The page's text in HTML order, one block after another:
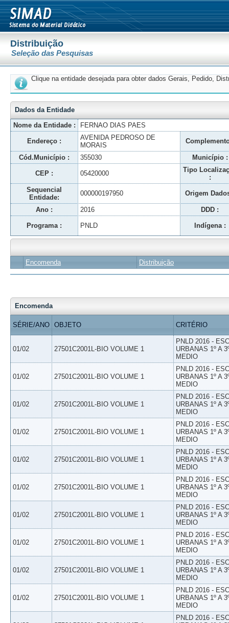
Distribuição
Seleção das Pesquisas
Clique na entidade desejada para obter dados Gerais, Pedido,
Dados da Entidade
Nome da Entidade :
FERNAO DIAS PAES
Endereço :
AVENIDA PEDROSO DE
MORAIS
Cód.Município : 355030 Município :
CEP : 05420000
Tipo
:
Sequencial
Entidade:
000000197950 Origem
Ano : 2016 DDD :
Programa : PNLD Indígena :
Encomenda Distribuição
Encomenda
SÉRIE/ANO OBJETO CRITÉRIO
01/02 27501C2001L-BIO VOLUME 1
PNLD 2016 -
URBANAS 1º A
MEDIO
01/02 27501C2001L-BIO VOLUME 1
PNLD 2016 -
URBANAS 1º A
MEDIO
01/02 27501C2001L-BIO VOLUME 1
PNLD 2016 -
URBANAS 1º A
MEDIO
01/02 27501C2001L-BIO VOLUME 1
PNLD 2016 -
URBANAS 1º A
MEDIO
01/02 27501C2001L-BIO VOLUME 1
PNLD 2016 -
URBANAS 1º A
MEDIO
01/02 27501C2001L-BIO VOLUME 1
PNLD 2016 -
URBANAS 1º A
MEDIO
01/02 27501C2001L-BIO VOLUME 1
PNLD 2016 -
URBANAS 1º A
MEDIO
01/02 27501C2001L-BIO VOLUME 1
PNLD 2016 -
URBANAS 1º A
MEDIO
01/02 27501C2001L-BIO VOLUME 1
PNLD 2016 -
URBANAS 1º A
MEDIO
01/02 27501C2001L-BIO VOLUME 1
PNLD 2016 -
URBANAS 1º A
MEDIO
PNLD 2016 -